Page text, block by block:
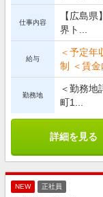
仕事内容
【広島
界ト...
給与
＜予定年
制 ＜賃金
勤務地
＜勤務地
町1...
詳細を見る
NEW 正社員